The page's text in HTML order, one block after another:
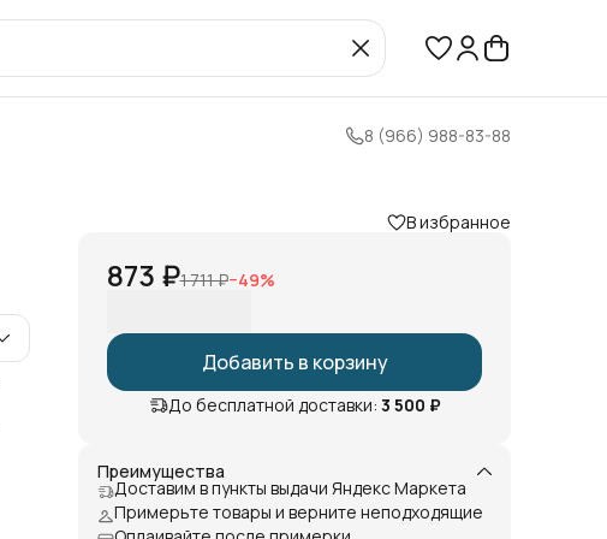
8 (966) 988-83-88
В избранное
873 ₽1 711 ₽−49%
Добавить в корзину
До бесплатной доставки: 3 500 ₽
Преимущества
Доставим в пункты выдачи Яндекс Маркета
Примерьте товары и верните неподходящие